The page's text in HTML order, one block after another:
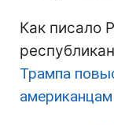
Как писало
Трампа